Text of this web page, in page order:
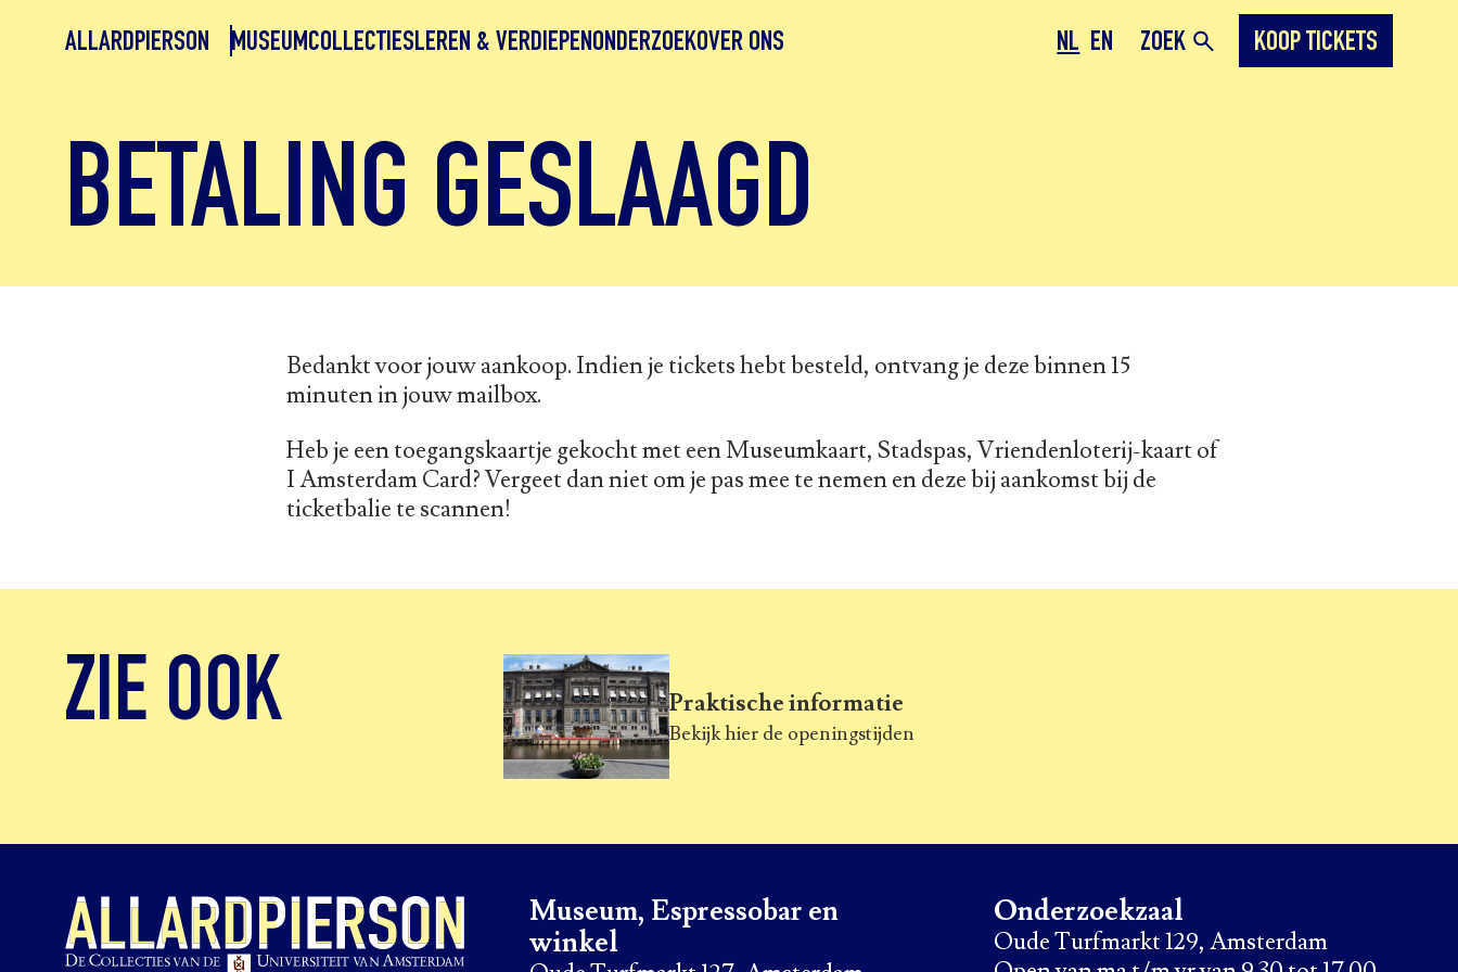
ALLARDPIERSON MUSEUMCOLLECTIESLEREN & VERDIEPENONDERZOEKOVER ONS NL EN ZOEK KOOP TICKETS
BETALING GESLAAGD
Bedankt voor jouw aankoop. Indien je tickets hebt besteld, ontvang je deze binnen 15
minuten in jouw mailbox.
Heb je een toegangskaartje gekocht met een Museumkaart, Stadspas, Vriendenloterij-kaart of
I Amsterdam Card? Vergeet dan niet om je pas mee te nemen en deze bij aankomst bij de
ticketbalie te scannen!
ZIE OOK Praktische informatie
Bekijk hier de openingstijden
Museum, Espressobar en
winkel
Onderzoekzaal
Oude Turfmarkt 129, Amsterdam